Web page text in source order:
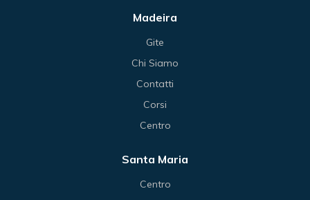
Madeira
Gite
Chi Siamo
Contatti
Corsi
Centro
Santa Maria
Centro